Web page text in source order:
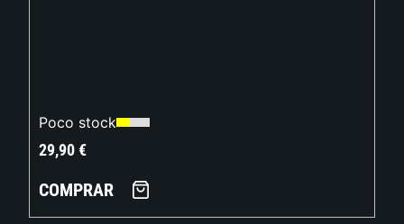
Poco stock
29,90€
COMPRAR